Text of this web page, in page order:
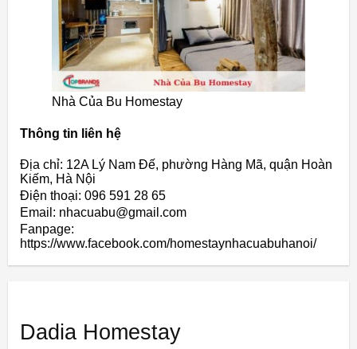
Nhà Của Bu Homestay
Thông tin liên hệ
Địa chỉ: 12A Lý Nam Đế, phường Hàng Mã, quận Hoàn
Kiếm, Hà Nội
Điện thoại: 096 591 28 65
Email: nhacuabu@gmail.com
Fanpage:
https://www.facebook.com/homestaynhacuabuhanoi/
Dadia Homestay